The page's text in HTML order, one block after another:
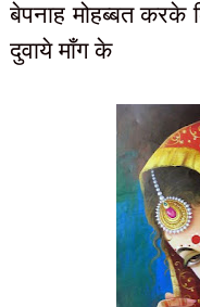
बेपनाह मोहब्बत
दुवाये माँग के